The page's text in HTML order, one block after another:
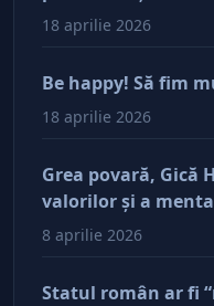
18 aprilie 2026
Be happy! Să fim
18 aprilie 2026
Grea povară, Gică
valorilor şi a
antreprenorii care
8 aprilie 2026
Statul român ar fi